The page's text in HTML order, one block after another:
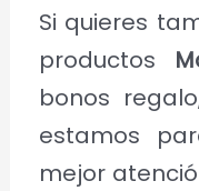
Si quieres
productos
bonos
estamos
mejor